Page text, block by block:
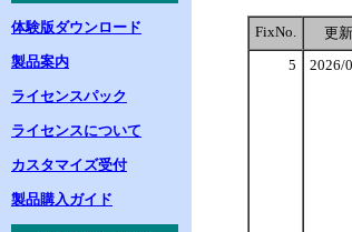
体験版ダウンロード
製品案内
ライセンスパック
ライセンスについて
カスタマイズ受付
製品購入ガイド
FixNo. 更
5
2026/